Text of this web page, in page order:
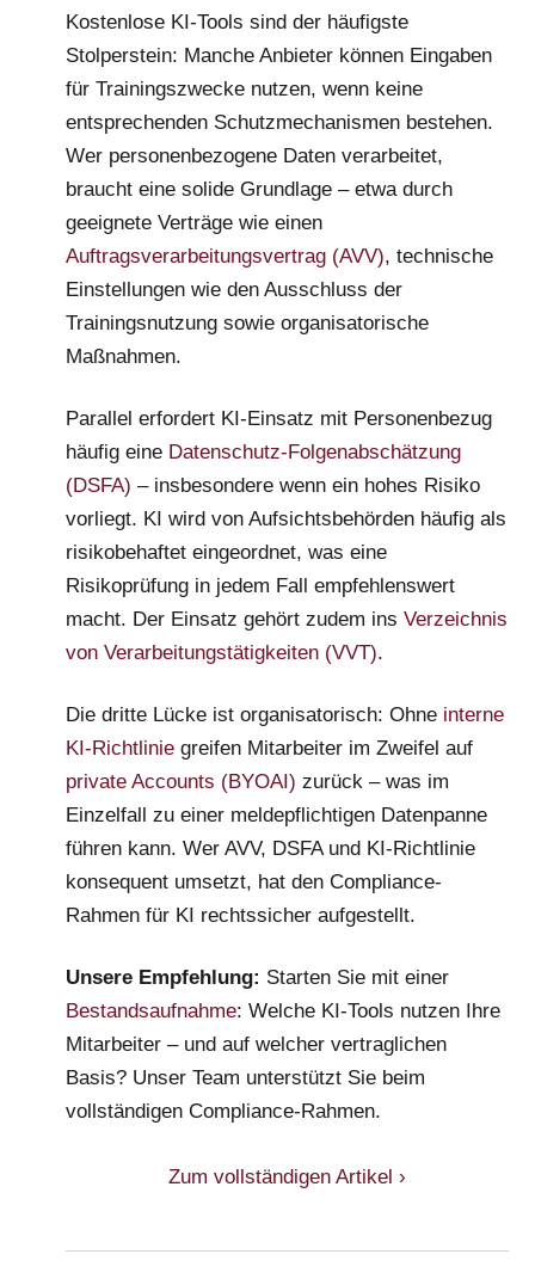
Kostenlose KI-Tools sind der häufigste
Stolperstein: Manche Anbieter können Eingaben
für Trainingszwecke nutzen, wenn keine
entsprechenden Schutzmechanismen bestehen.
Wer personenbezogene Daten verarbeitet,
braucht eine solide Grundlage – etwa durch
geeignete Verträge wie einen
Auftragsverarbeitungsvertrag (AVV), technische
Einstellungen wie den Ausschluss der
Trainingsnutzung sowie organisatorische
Maßnahmen.
Parallel erfordert KI-Einsatz mit Personenbezug
häufig eine Datenschutz-Folgenabschätzung
(DSFA) – insbesondere wenn ein hohes Risiko
vorliegt. KI wird von Aufsichtsbehörden häufig als
risikobehaftet eingeordnet, was eine
Risikoprüfung in jedem Fall empfehlenswert
macht. Der Einsatz gehört zudem ins Verzeichnis
von Verarbeitungstätigkeiten (VVT).
Die dritte Lücke ist organisatorisch: Ohne interne
KI-Richtlinie greifen Mitarbeiter im Zweifel auf
private Accounts (BYOAI) zurück – was im
Einzelfall zu einer meldepflichtigen Datenpanne
führen kann. Wer AVV, DSFA und KI-Richtlinie
konsequent umsetzt, hat den Compliance-
Rahmen für KI rechtssicher aufgestellt.
Unsere Empfehlung: Starten Sie mit einer
Bestandsaufnahme: Welche KI-Tools nutzen Ihre
Mitarbeiter – und auf welcher vertraglichen
Basis? Unser Team unterstützt Sie beim
vollständigen Compliance-Rahmen.
Zum vollständigen Artikel ›